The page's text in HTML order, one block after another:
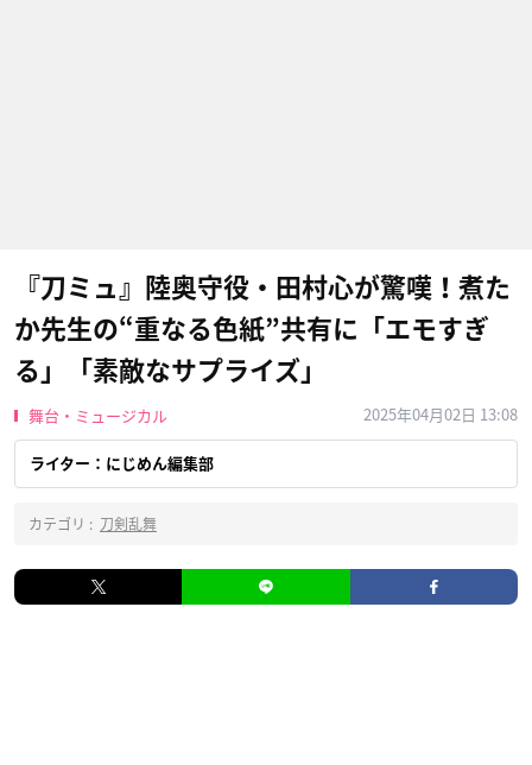
『刀ミュ』陸奥守役・田村心が驚嘆！煮た
か先生の“重なる色紙”共有に「エモすぎ
る」「素敵なサプライズ」
舞台・ミュージカル 2025年04月02日 13:08
ライター：にじめん編集部
カテゴリ : 刀剣乱舞